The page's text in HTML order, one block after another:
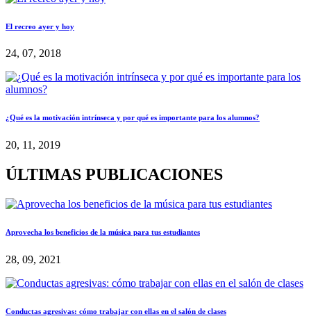
El recreo ayer y hoy
24, 07, 2018
¿Qué es la motivación intrínseca y por qué es importante para los alumnos?
20, 11, 2019
ÚLTIMAS PUBLICACIONES
Aprovecha los beneficios de la música para tus estudiantes
28, 09, 2021
Conductas agresivas: cómo trabajar con ellas en el salón de clases